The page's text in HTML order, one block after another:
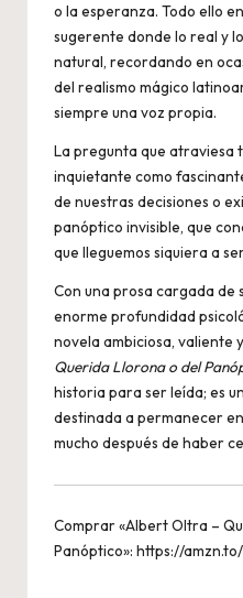
o la esperanza. Todo ello
sugerente donde lo real y
natural, recordando en
del realismo mágico
siempre una voz propia.
La pregunta que atraviesa
inquietante como
de nuestras decisiones o
panóptico invisible, que
que lleguemos siquiera a
Con una prosa cargada de
enorme profundidad
novela ambiciosa, valiente
Querida Llorona o del
historia para ser leída; es
destinada a permanecer
mucho después de haber
Comprar «Albert Oltra –
Panóptico»: https://